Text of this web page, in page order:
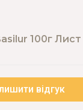
100г
відгук